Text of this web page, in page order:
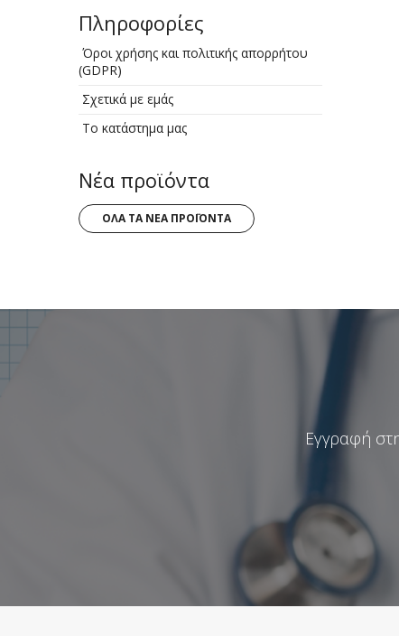
Πληροφορίες
Όροι χρήσης και πολιτικής απορρήτου
(GDPR)
Σχετικά με εμάς
Το κατάστημα μας
Νέα προϊόντα
ΌΛΑ ΤΑ ΝΈΑ ΠΡΟΪΌΝΤΑ
Εγγραφή